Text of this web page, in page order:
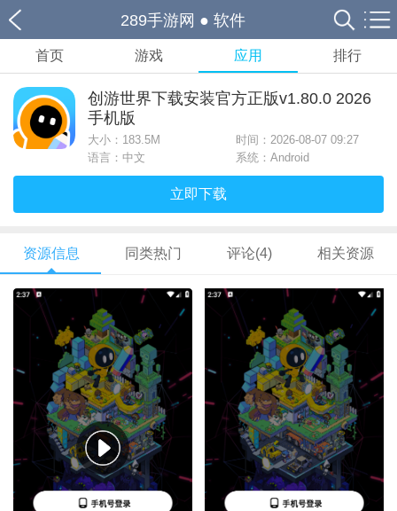
289手游网 ● 软件
首页 游戏 应用 排行
创游世界下载安装官方正版v1.80.0 2026
手机版
大小： 183.5M
时间：2026-08-07 09:27
语言：中文
系统：Android
立即下载
资源信息 同类热门 评论(4) 相关资源